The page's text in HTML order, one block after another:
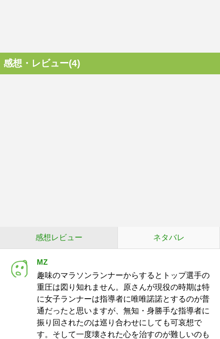
感想・レビュー(4)
感想レビュー ネタバレ
MZ
趣味のマラソンランナーからするとトップ選手の
重圧は図り知れません。原さんが現役の時期は特
に女子ランナーは指導者に唯唯諾諾とするのが普
通だったと思いますが、無知・身勝手な指導者に
振り回されたのは巡り合わせにしても可哀想で
す。そして一度壊された心を治すのが難しいのも